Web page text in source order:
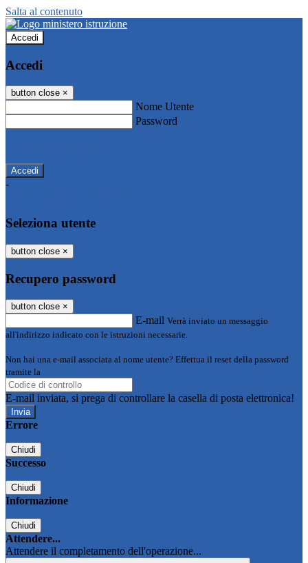
Salta al contenuto
Accedi
Accedi
button close ×
Nome Utente
Password
-
Seleziona utente
button close ×
Recupero password
button close ×
E-mail Verrà inviato un messaggio
all'indirizzo indicato con le istruzioni necessarie.
Non hai una e-mail associata al nome utente? Effettua il reset della password
tramite la
E-mail inviata, si prega di controllare la casella di posta elettronica!
Errore
Chiudi
Successo
Chiudi
Informazione
Chiudi
Attendere...
Attendere il completamento dell'operazione...